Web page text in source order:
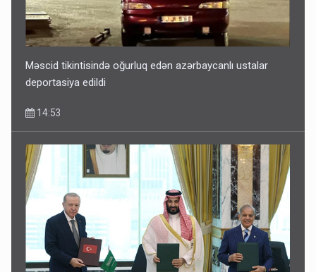
Məscid tikintisində oğurluq edən azərbaycanlı ustalar
deportasiya edildi
14:53